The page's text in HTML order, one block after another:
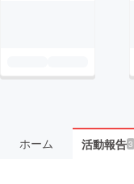
ホーム 活動報告3